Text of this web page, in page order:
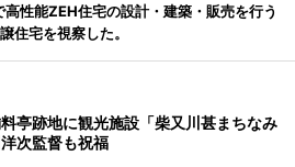
性能ZEH住宅の設計・建築・販売を行う
住宅を視察した。
亭跡地に観光施設「柴又川甚まちなみ
次監督も祝福